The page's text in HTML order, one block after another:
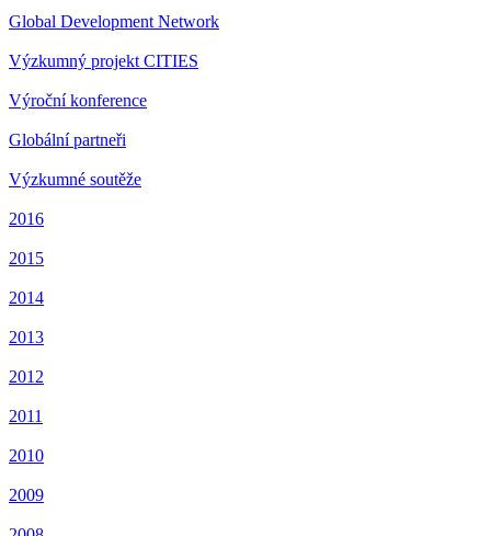
Global Development Network
Výzkumný projekt CITIES
Výroční konference
Globální partneři
Výzkumné soutěže
2016
2015
2014
2013
2012
2011
2010
2009